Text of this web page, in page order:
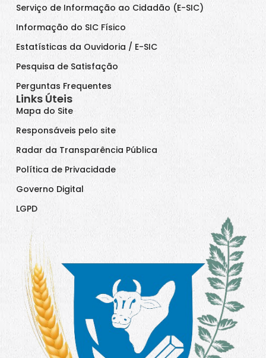
Serviço de Informação ao Cidadão (E-SIC)
Informação do SIC Físico
Estatísticas da Ouvidoria / E-SIC
Pesquisa de Satisfação
Perguntas Frequentes
Links Úteis
Mapa do Site
Responsáveis pelo site
Radar da Transparência Pública
Política de Privacidade
Governo Digital
LGPD